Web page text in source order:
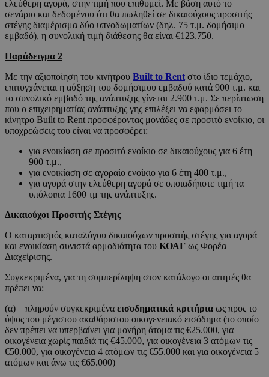
ελεύθερη αγορά, στην τιμή που επιθυμεί. Με βάση αυτό το
σενάριο και δεδομένου ότι θα πωληθεί σε δικαιούχους προσιτής
στέγης διαμέρισμα δύο υπνοδωματίων (δηλ. 75 τ.μ. δομήσιμο
εμβαδό), η συνολική τιμή διάθεσης θα είναι €123.750.
Παράδειγμα 2
Με την αξιοποίηση του κινήτρου Built to Rent στο ίδιο τεμάχιο,
επιτυγχάνεται η αύξηση του δομήσιμου εμβαδού κατά 900 τ.μ. και
το συνολικό εμβαδό της ανάπτυξης γίνεται 2.900 τ.μ. Σε περίπτωση
που ο επιχειρηματίας ανάπτυξης γης επιλέξει να εφαρμόσει το
κίνητρο Built to Rent προσφέροντας μονάδες σε προσιτό ενοίκιο, οι
υποχρεώσεις του είναι να προσφέρει:
για ενοικίαση σε προσιτό ενοίκιο σε δικαιούχους για 6 έτη
900 τ.μ.,
για ενοικίαση σε αγοραίο ενοίκιο για 6 έτη 400 τ.μ.,
για αγορά στην ελεύθερη αγορά σε οποιαδήποτε τιμή τα
υπόλοιπα 1600 τμ της ανάπτυξης.
Δικαιούχοι Προσιτής Στέγης
Ο καταρτισμός καταλόγου δικαιούχων προσιτής στέγης για αγορά
και ενοικίαση συνιστά αρμοδιότητα του ΚΟΑΓ ως Φορέα
Διαχείρισης.
Συγκεκριμένα, για τη συμπερίληψη στον κατάλογο οι αιτητές θα
πρέπει να:
(α) πληρούν συγκεκριμένα εισοδηματικά κριτήρια ως προς το
ύψος του μέγιστου ακαθάριστου οικογενειακό εισόδημα (το οποίο
δεν πρέπει να υπερβαίνει για μονήρη άτομα τις €25.000, για
οικογένεια χωρίς παιδιά τις €45.000, για οικογένεια 3 ατόμων τις
€50.000, για οικογένεια 4 ατόμων τις €55.000 και για οικογένεια 5
ατόμων και άνω τις €65.000)